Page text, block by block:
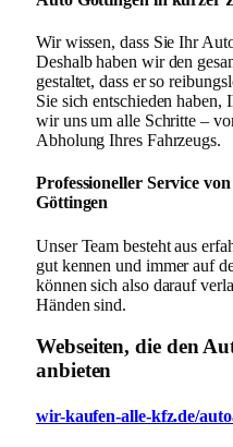
Wir wissen, dass Sie Ihr
Deshalb haben wir den
gestaltet, dass er so
Sie sich entschieden
wir uns um alle Schritte –
Abholung Ihres Fahrzeugs.
Professioneller Service
Göttingen
Unser Team besteht aus
gut kennen und immer auf
können sich also darauf
Händen sind.
Webseiten, die den
anbieten
wir-kaufen-alle-kfz.de/